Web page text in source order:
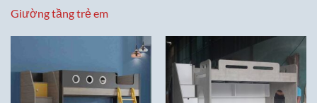
Giường tầng trẻ em